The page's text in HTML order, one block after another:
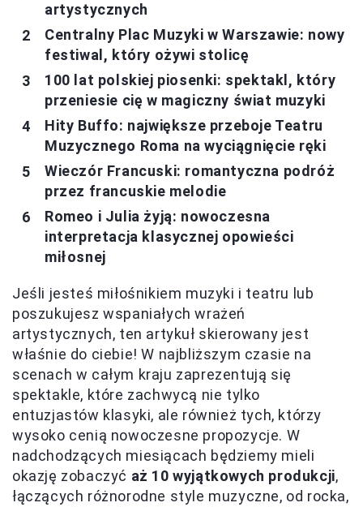
artystycznych
Centralny Plac Muzyki w Warszawie: nowy
festiwal, który ożywi stolicę
100 lat polskiej piosenki: spektakl, który
przeniesie cię w magiczny świat muzyki
Hity Buffo: największe przeboje Teatru
Muzycznego Roma na wyciągnięcie ręki
Wieczór Francuski: romantyczna podróż
przez francuskie melodie
Romeo i Julia żyją: nowoczesna
interpretacja klasycznej opowieści
miłosnej
Jeśli jesteś miłośnikiem muzyki i teatru lub
poszukujesz wspaniałych wrażeń
artystycznych, ten artykuł skierowany jest
właśnie do ciebie! W najbliższym czasie na
scenach w całym kraju zaprezentują się
spektakle, które zachwycą nie tylko
entuzjastów klasyki, ale również tych, którzy
wysoko cenią nowoczesne propozycje. W
nadchodzących miesiącach będziemy mieli
okazję zobaczyć aż 10 wyjątkowych produkcji,
łączących różnorodne style muzyczne, od rocka,